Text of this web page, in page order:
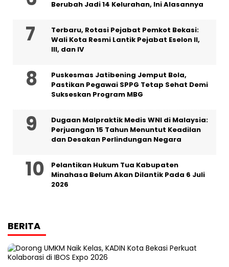
Berubah Jadi 14 Kelurahan, Ini Alasannya
‎Terbaru, Rotasi Pejabat Pemkot Bekasi:
Wali Kota Resmi Lantik Pejabat Eselon II,
III, dan IV ‎
Puskesmas Jatibening Jemput Bola,
Pastikan Pegawai SPPG Tetap Sehat Demi
Sukseskan Program MBG
‎Dugaan Malpraktik Medis WNI di Malaysia:
Perjuangan 15 Tahun Menuntut Keadilan
dan Desakan Perlindungan Negara
Pelantikan Hukum Tua Kabupaten
Minahasa Belum Akan Dilantik Pada 6 Juli
2026
BERITA